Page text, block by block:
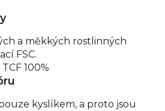
a měkkých rostlinných
FSC.
kyslíkem, a proto jsou